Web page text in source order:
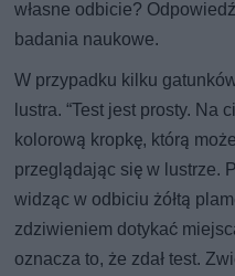
własne odbicie?
badania naukowe.
W przypadku kilku
lustra. “Test jest prosty. Na
kolorową kropkę, którą
przeglądając się w lustrze.
widząc w odbiciu żółtą
zdziwieniem dotykać
oznacza to, że zdał test.